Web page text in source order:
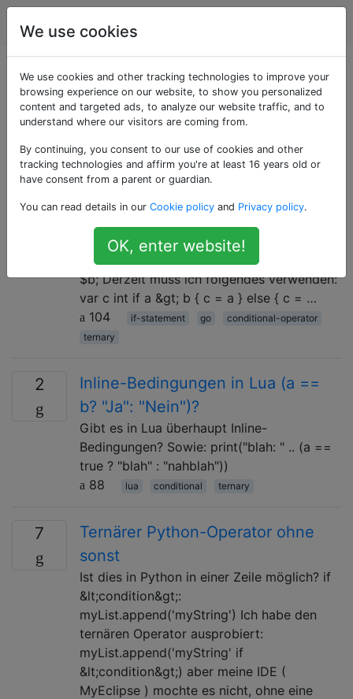
Programmierung
Als «ternary»
getaggte Fragen
9
Wie mache ich einzeilige wenn
sonst Aussage?
Kann ich eine einfache if-else-Anweisung
schreiben, wie ich es in PHP tun würde?
Beispielsweise: $var = ( $a &gt; $b )? $a:
$b; Derzeit muss ich folgendes verwenden:
var c int if a &gt; b { c = a } else { c = …
104
if-statement go
conditional-operator
ternary
2
Inline-Bedingungen in Lua (a ==
b? "Ja": "Nein")?
Gibt es in Lua überhaupt Inline-
Bedingungen? Sowie: print("blah: " .. (a ==
true ? "blah" : "nahblah"))
88
lua conditional ternary
7
Ternärer Python-Operator ohne
sonst
Ist dies in Python in einer Zeile möglich? if
&lt;condition&gt;:
myList.append('myString') Ich habe den
ternären Operator ausprobiert:
myList.append('myString' if
&lt;condition&gt;) aber meine IDE (
MyEclipse ) mochte es nicht, ohne eine
We use cookies
We use cookies and other tracking technologies to improve your
browsing experience on our website, to show you personalized
content and targeted ads, to analyze our website traffic, and to
understand where our visitors are coming from.
By continuing, you consent to our use of cookies and other
tracking technologies and affirm you're at least 16 years old or
have consent from a parent or guardian.
You can read details in our Cookie policy and Privacy policy.
OK, enter website!